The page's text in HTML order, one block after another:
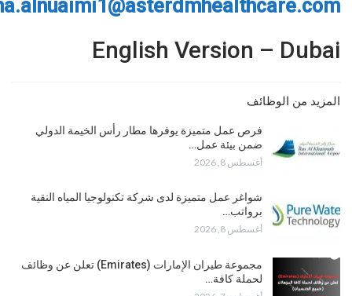
English Version – Dubai
المزيد من الوظائف
فرص عمل متميزة يوفرها مطار رأس الخيمة الدولي
ضمن بيئة عمل…
أغسطس 8, 2026
شواغر عمل متميزة لدى شركة تكنولوجيا المياه النقية
برواتب…
أغسطس 8, 2026
مجموعة طيران الإمارات (Emirates) تعلن عن وظائف
لحملة كافة…